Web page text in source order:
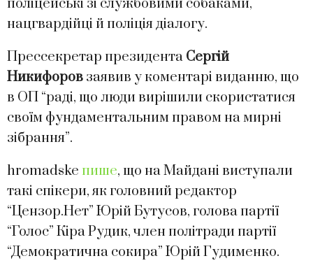
поліцейські зі службовими собаками,
нацгвардійці й поліція діалогу.
Прессекретар президента Сергій
Никифоров заявив у коментарі виданню, що
в ОП “раді, що люди вирішили скористатися
своїм фундаментальним правом на мирні
зібрання”.
hromadske пише, що на Майдані виступали
такі спікери, як головний редактор
“Цензор.Нет” Юрій Бутусов, голова партії
“Голос” Кіра Рудик, член політради партії
“Демократична сокира” Юрій Гудименко.